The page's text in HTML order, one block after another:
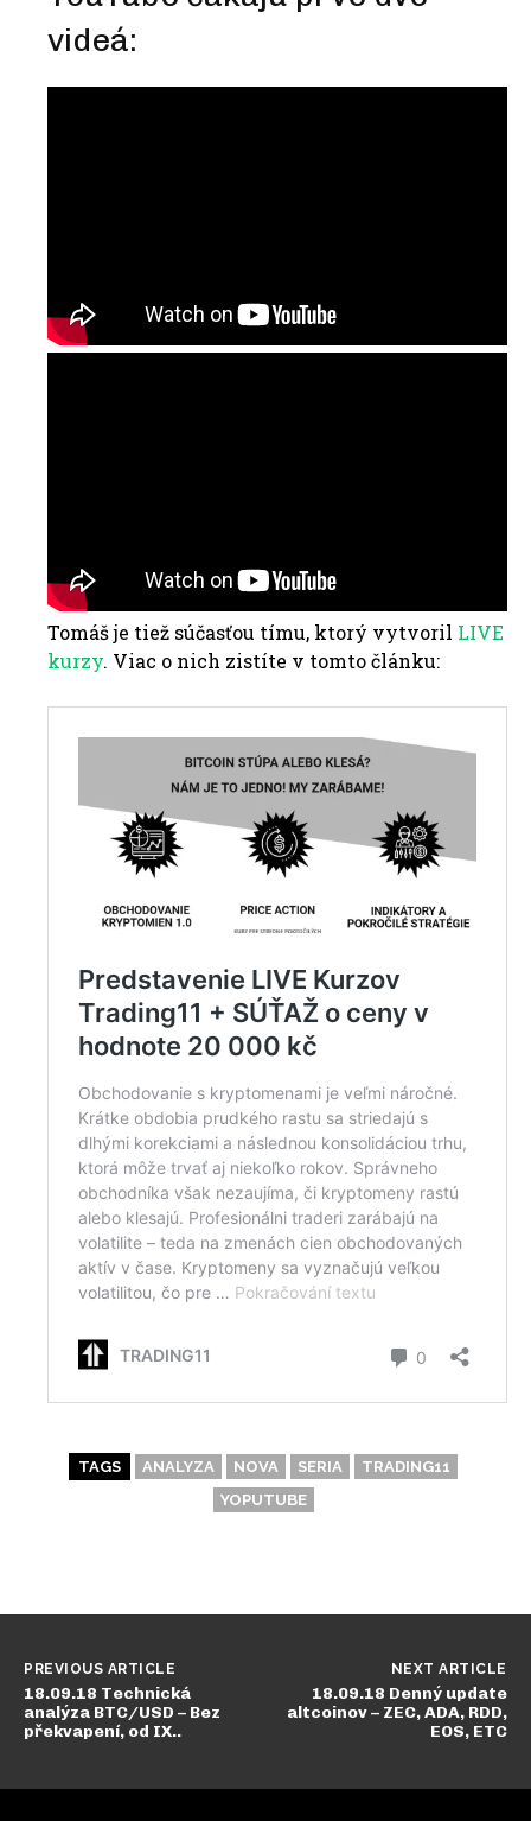
videá:
Tomáš je tiež súčasťou tímu, ktorý vytvoril LIVE
kurzy. Viac o nich zistíte v tomto článku:
TAGS ANALYZA NOVA SERIA
TRADING11
YOPUTUBE
PREVIOUS ARTICLE
18.09.18 Technická
analýza BTC/USD – Bez
překvapení, od IX..
NEXT ARTICLE
18.09.18 Denný update
altcoinov – ZEC, ADA, RDD,
EOS, ETC